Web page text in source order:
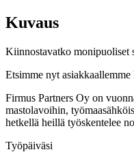
Kuvaus
Kiinnostavatko monipuoliset
Etsimme nyt
Firmus Partners Oy on
mastolavoihin,
hetkellä heillä työskentelee
Työpäiväsi